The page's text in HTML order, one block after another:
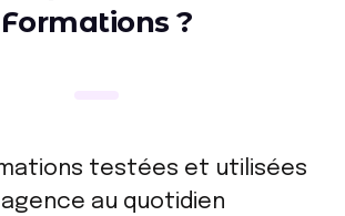
Formations ?
testées et utilisées
au quotidien